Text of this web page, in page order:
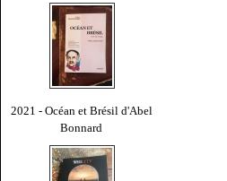
2021 - Océan et Brésil d'Abel
Bonnard